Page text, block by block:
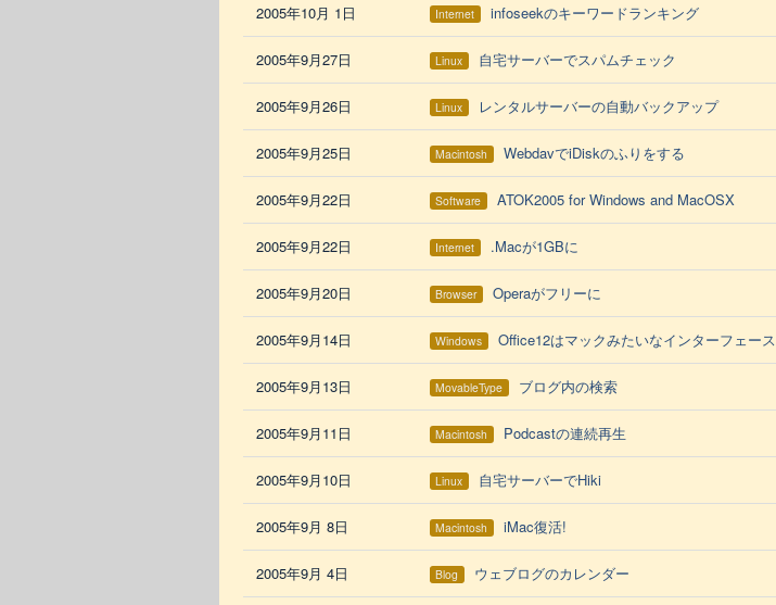
2005年10月 1日 Internet infoseekのキーワードランキング
2005年9月27日 Linux 自宅サーバーでスパムチェック
2005年9月26日 Linux レンタルサーバーの自動バックアップ
2005年9月25日 Macintosh WebdavでiDiskのふりをする
2005年9月22日 Software ATOK2005 for Windows and MacOSX
2005年9月22日 Internet .Macが1GBに
2005年9月20日 Browser Operaがフリーに
2005年9月14日 Windows Office12はマックみたいなインターフェース
2005年9月13日 MovableType ブログ内の検索
2005年9月11日 Macintosh Podcastの連続再生
2005年9月10日 Linux 自宅サーバーでHiki
2005年9月 8日 Macintosh iMac復活!
2005年9月 4日 Blog ウェブログのカレンダー